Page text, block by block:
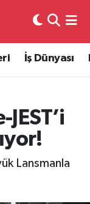
İş Dünyası
Lansmanla